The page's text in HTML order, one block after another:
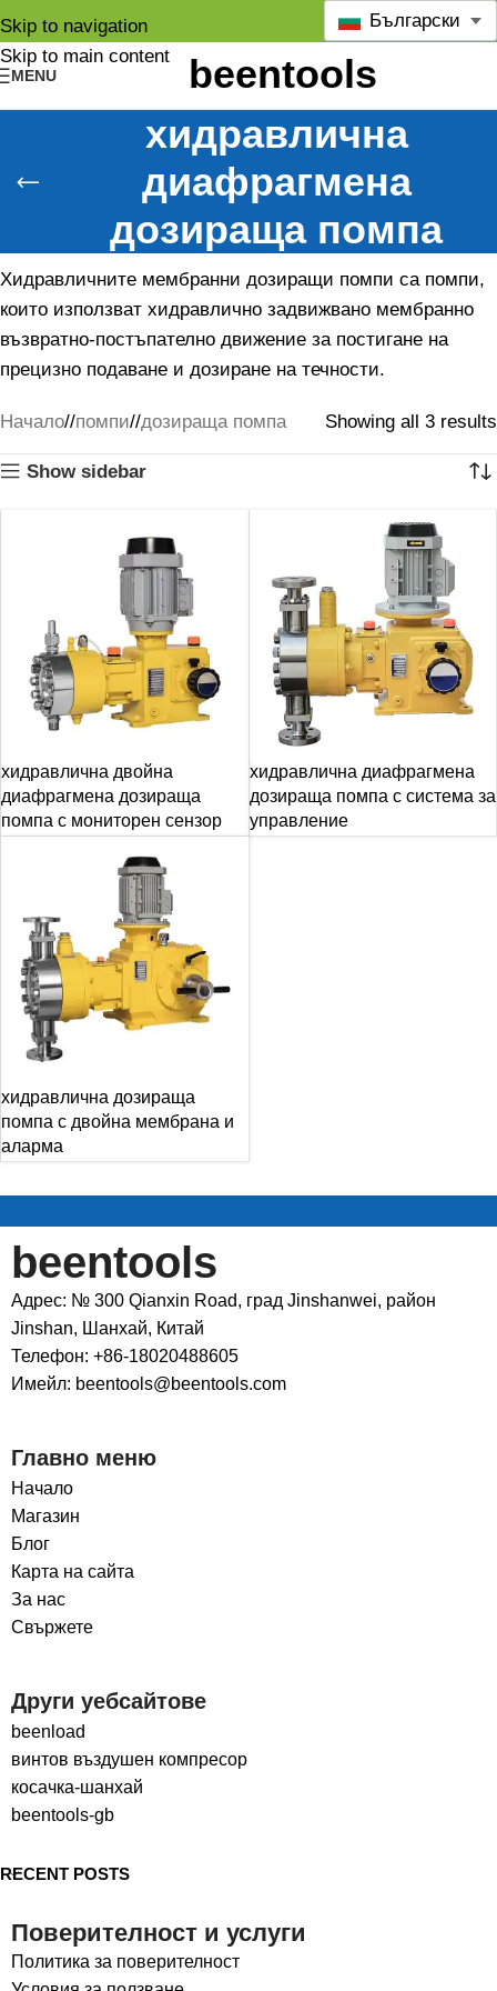
Skip to navigation
Skip to main content
MENU
Български
хидравлична
диафрагмена
дозираща помпа
Хидравличните мембранни дозиращи помпи са помпи,
които използват хидравлично задвижвано мембранно
възвратно-постъпателно движение за постигане на
прецизно подаване и дозиране на течности.
Начало/ помпи/ дозираща помпа Showing all 3 results
Show sidebar
хидравлична двойна
диафрагмена дозираща
помпа с мониторен сензор
хидравлична диафрагмена
дозираща помпа с система за
управление
хидравлична дозираща
помпа с двойна мембрана и
аларма
beentools
Адрес: № 300 Qianxin Road, град Jinshanwei, район
Jinshan, Шанхай, Китай
Телефон: +86-18020488605
Имейл: beentools@beentools.com
Главно меню
Начало
Магазин
Блог
Карта на сайта
За нас
Свържете
Други уебсайтове
beenload
винтов въздушен компресор
косачка-шанхай
beentools-gb
RECENT POSTS
Поверителност и услуги
Политика за поверителност